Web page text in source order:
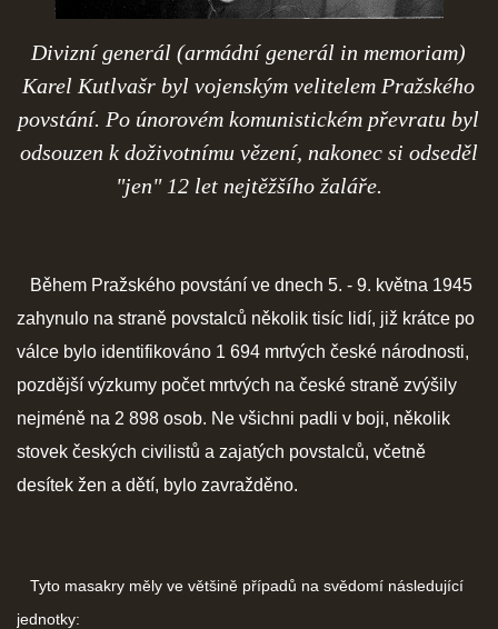
Divizní generál (armádní generál in memoriam)
Karel Kutlvašr byl vojenským velitelem Pražského
povstání. Po únorovém komunistickém převratu byl
odsouzen k doživotnímu vězení, nakonec si odseděl
"jen" 12 let nejtěžšího žaláře.
Během Pražského povstání ve dnech 5. - 9. května 1945
zahynulo na straně povstalců několik tisíc lidí, již krátce po
válce bylo identifikováno 1 694 mrtvých české národnosti,
pozdější výzkumy počet mrtvých na české straně zvýšily
nejméně na 2 898 osob. Ne všichni padli v boji, několik
stovek českých civilistů a zajatých povstalců, včetně
desítek žen a dětí, bylo zavražděno.
Tyto masakry měly ve většině případů na svědomí následující
jednotky: